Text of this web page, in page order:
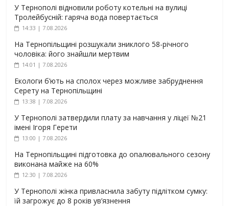
У Тернополі відновили роботу котельні на вулиці
Тролейбусній: гаряча вода повертається
14:33 | 7.08.2026
На Тернопільщині розшукали зниклого 58-річного
чоловіка: його знайшли мертвим
14:01 | 7.08.2026
Екологи б’ють на сполох через можливе забруднення
Серету на Тернопільщині
13:38 | 7.08.2026
У Тернополі затвердили плату за навчання у ліцеї №21
імені Ігоря Герети
13:00 | 7.08.2026
На Тернопільщині підготовка до опалювального сезону
виконана майже на 60%
12:30 | 7.08.2026
У Тернополі жінка привласнила забуту підлітком сумку:
їй загрожує до 8 років ув’язнення